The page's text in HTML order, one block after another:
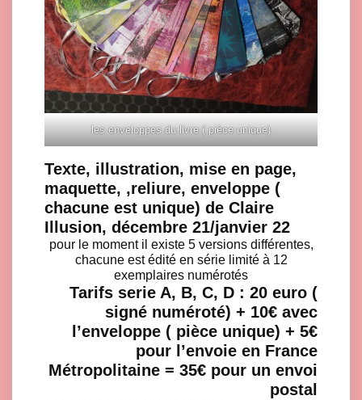
les enveloppes du livre ( pièce unique)
Texte, illustration, mise en page,
maquette, ,reliure, enveloppe (
chacune est unique) de Claire
Illusion, décembre 21/janvier 22
pour le moment il existe 5 versions différentes,
chacune est édité en série limité à 12
exemplaires numérotés
Tarifs serie A, B, C, D : 20 euro (
signé numéroté) + 10€ avec
l’enveloppe ( pièce unique) + 5€
pour l’envoie en France
Métropolitaine = 35€ pour un envoi
postal